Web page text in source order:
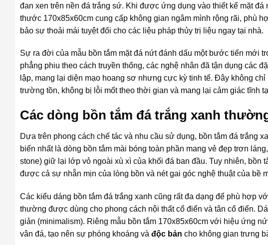
đan xen trên nền đá trắng sứ. Khi được ứng dụng vào thiết kế mặt
thước 170x85x60cm cung cấp không gian ngâm mình rộng rãi, phù
bảo sự thoải mái tuyệt đối cho các liệu pháp thủy trị liệu ngay tại nhà.
Sự ra đời của mẫu bồn tắm mặt đá nứt đánh dấu một bước tiến mới
phẳng phiu theo cách truyền thống, các nghệ nhân đã tận dụng các
lập, mang lại diện mạo hoang sơ nhưng cực kỳ tinh tế. Đây không
trường tồn, không bị lỗi mốt theo thời gian và mang lại cảm giác tĩnh
Các dòng bồn tắm đá trắng xanh
Dựa trên phong cách chế tác và nhu cầu sử dụng, bồn tắm đá trắng
biến nhất là dòng bồn tắm mài bóng toàn phần mang vẻ đẹp trơn
stone) giữ lại lớp vỏ ngoài xù xì của khối đá ban đầu. Tuy nhiên, bồn
được cả sự nhẵn mịn của lòng bồn và nét gai góc nghệ thuật của bề
Các kiểu dáng bồn tắm đá trắng xanh cũng rất đa dạng để phù hợp
thường được dùng cho phong cách nội thất cổ điển và tân cổ điển.
giản (minimalism). Riêng mẫu bồn tắm 170x85x60cm với hiệu ứng
vân đá, tạo nên sự phóng khoáng và độc bản cho không gian trưng